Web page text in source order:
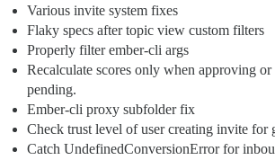
Various invite system fixes
Flaky specs after topic view custom filters
Properly filter ember-cli args
Recalculate scores only when approving
pending.
Ember-cli proxy subfolder fix
Check trust level of user creating invite for
Catch UndefinedConversionError for